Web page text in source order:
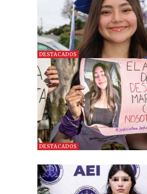
DESTACADOS
DESTACADOS